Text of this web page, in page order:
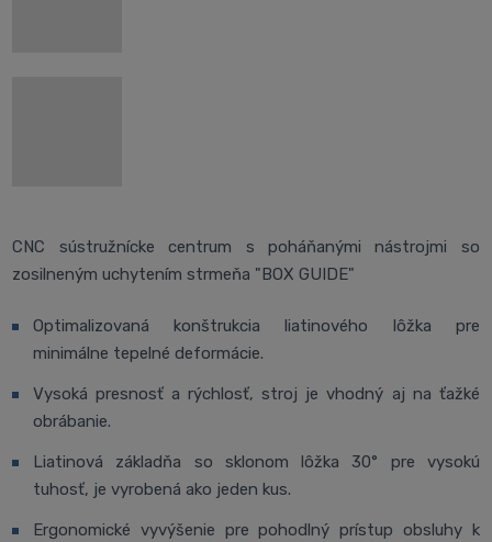
CNC sústružnícke centrum s poháňanými nástrojmi so
zosilneným uchytením strmeňa "BOX GUIDE"
Optimalizovaná konštrukcia liatinového lôžka pre
minimálne tepelné deformácie.
Vysoká presnosť a rýchlosť, stroj je vhodný aj na ťažké
obrábanie.
Liatinová základňa so sklonom lôžka 30° pre vysokú
tuhosť, je vyrobená ako jeden kus.
Ergonomické vyvýšenie pre pohodlný prístup obsluhy k